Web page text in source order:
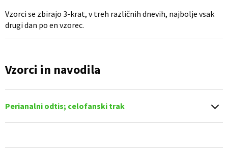
Vzorci se zbirajo 3-krat, v treh različnih dnevih, najbolje vsak
drugi dan po en vzorec.
Vzorci in navodila
Perianalni odtis; celofanski trak